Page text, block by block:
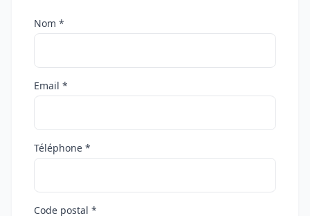
Nom *
Email *
Téléphone *
Code postal *